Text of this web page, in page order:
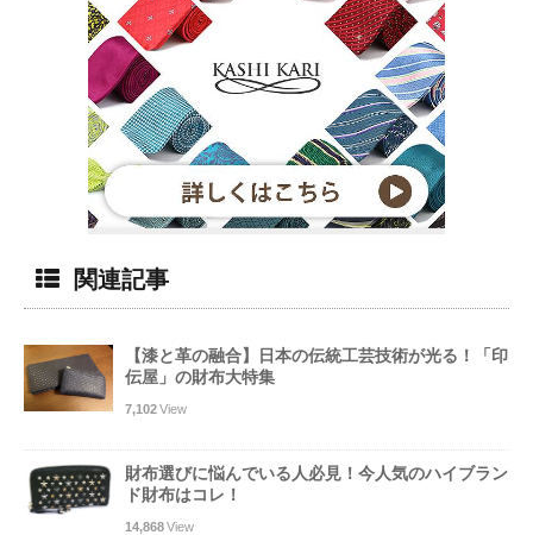
関連記事
【漆と革の融合】日本の伝統工芸技術が光る！「印
伝屋」の財布大特集
7,102View
財布選びに悩んでいる人必見！今人気のハイブラン
ド財布はコレ！
14,868View